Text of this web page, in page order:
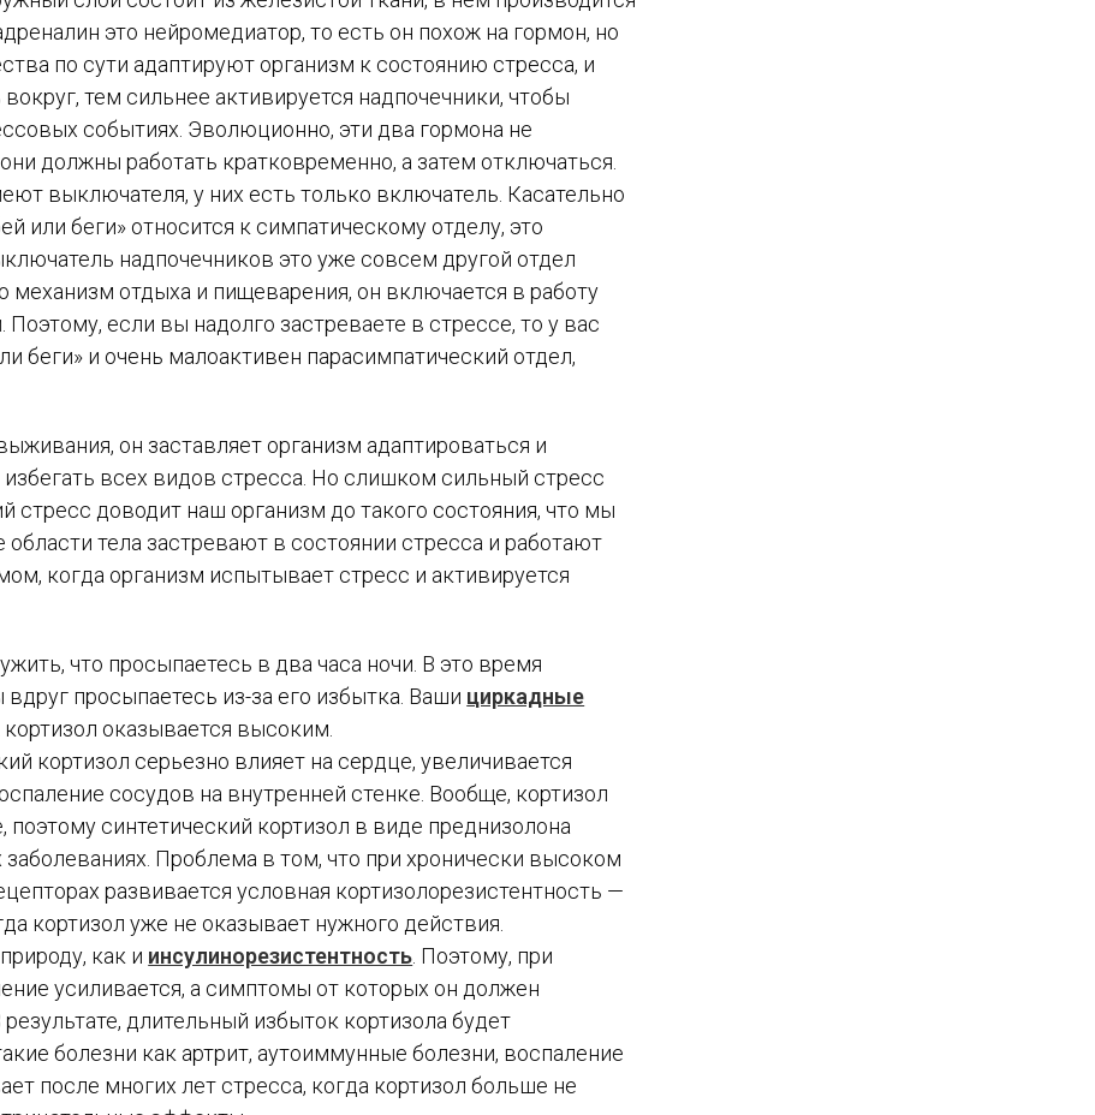
это нейромедиатор, то есть он похож на гормон, но
по сути адаптируют организм к состоянию стресса, и
тем сильнее активируется надпочечники, чтобы
событиях. Эволюционно, эти два гормона не
должны работать кратковременно, а затем отключаться.
выключателя, у них есть только включатель. Касательно
или беги» относится к симпатическому отделу, это
надпочечников это уже совсем другой отдел
отдыха и пищеварения, он включается в работу
если вы надолго застреваете в стрессе, то у вас
беги» и очень малоактивен парасимпатический отдел,
он заставляет организм адаптироваться и
всех видов стресса. Но слишком сильный стресс
доводит наш организм до такого состояния, что мы
тела застревают в состоянии стресса и работают
когда организм испытывает стресс и активируется
что просыпаетесь в два часа ночи. В это время
просыпаетесь из-за его избытка. Ваши циркадные
оказывается высоким.
кортизол серьезно влияет на сердце, увеличивается
сосудов на внутренней стенке. Вообще, кортизол
синтетический кортизол в виде преднизолона
Проблема в том, что при хронически высоком
развивается условная кортизолорезистентность —
кортизол уже не оказывает нужного действия.
как и инсулинорезистентность . Поэтому, при
усиливается, а симптомы от которых он должен
длительный избыток кортизола будет
болезни как артрит, аутоиммунные болезни, воспаление
после многих лет стресса, когда кортизол больше не